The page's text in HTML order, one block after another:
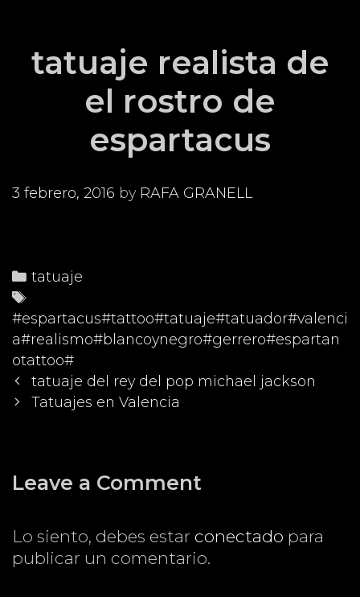
tatuaje realista de
el rostro de
espartacus
3 febrero, 2016 by RAFA GRANELL
Categories
tatuaje
#espartacus#tattoo#tatuaje#tatuador#valenci
a#realismo#blancoynegro#gerrero#espartan
otattoo#
Post
navigation
tatuaje del rey del pop michael jackson
Tatuajes en Valencia
Leave a Comment
Lo siento, debes estar conectado para
publicar un comentario.